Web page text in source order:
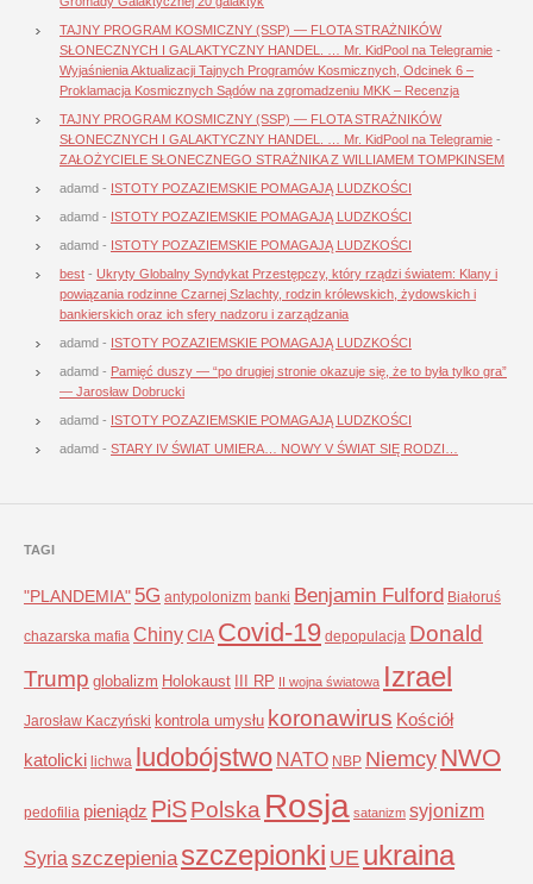
TAJNY PROGRAM KOSMICZNY (SSP) — FLOTA STRAŻNIKÓW
SŁONECZNYCH I GALAKTYCZNY HANDEL. … Mr. KidPool na Telegramie -
Wyjaśnienia Aktualizacji Tajnych Programów Kosmicznych, Odcinek 6 –
Proklamacja Kosmicznych Sądów na zgromadzeniu MKK – Recenzja
TAJNY PROGRAM KOSMICZNY (SSP) — FLOTA STRAŻNIKÓW
SŁONECZNYCH I GALAKTYCZNY HANDEL. … Mr. KidPool na Telegramie -
ZAŁOŻYCIELE SŁONECZNEGO STRAŻNIKA Z WILLIAMEM TOMPKINSEM
adamd - ISTOTY POZAZIEMSKIE POMAGAJĄ LUDZKOŚCI
adamd - ISTOTY POZAZIEMSKIE POMAGAJĄ LUDZKOŚCI
adamd - ISTOTY POZAZIEMSKIE POMAGAJĄ LUDZKOŚCI
best - Ukryty Globalny Syndykat Przestępczy, który rządzi światem: Klany i
powiązania rodzinne Czarnej Szlachty, rodzin królewskich, żydowskich i
bankierskich oraz ich sfery nadzoru i zarządzania
adamd - ISTOTY POZAZIEMSKIE POMAGAJĄ LUDZKOŚCI
adamd - Pamięć duszy — “po drugiej stronie okazuje się, że to była tylko gra”
— Jarosław Dobrucki
adamd - ISTOTY POZAZIEMSKIE POMAGAJĄ LUDZKOŚCI
adamd - STARY IV ŚWIAT UMIERA… NOWY V ŚWIAT SIĘ RODZI…
TAGI
"PLANDEMIA" 5G antypolonizm banki Benjamin Fulford Białoruś
chazarska mafia ChinyCIA Covid-19 depopulacja Donald
Trump globalizm Holokaust III RP II wojna światowa Izrael
Jarosław Kaczyński kontrola umysłu koronawirus Kościół
katolicki lichwa ludobójstwo NATO NBP NiemcyNWO
pedofilia pieniądz PiSPolska Rosja satanizm syjonizm
Syria szczepienia szczepionki UE ukraina